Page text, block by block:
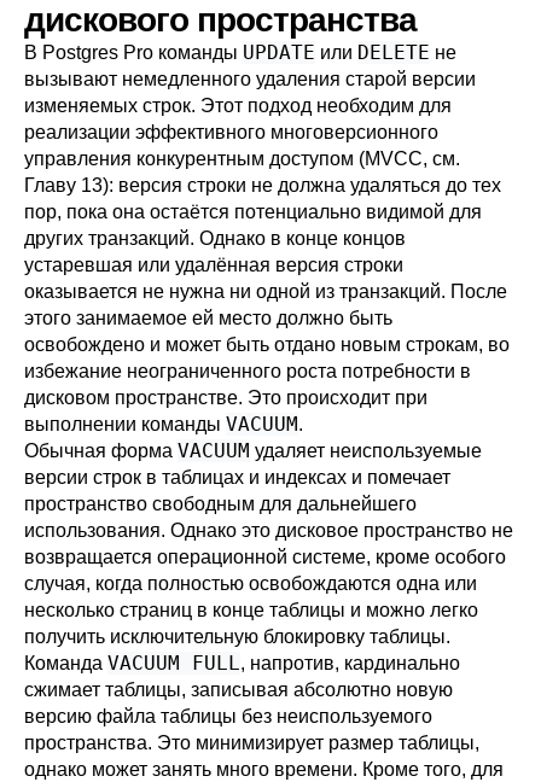
дискового пространства
В Postgres Pro команды UPDATE или DELETE не
вызывают немедленного удаления старой версии
изменяемых строк. Этот подход необходим для
реализации эффективного многоверсионного
управления конкурентным доступом (MVCC, см.
Главу 13): версия строки не должна удаляться до тех
пор, пока она остаётся потенциально видимой для
других транзакций. Однако в конце концов
устаревшая или удалённая версия строки
оказывается не нужна ни одной из транзакций. После
этого занимаемое ей место должно быть
освобождено и может быть отдано новым строкам, во
избежание неограниченного роста потребности в
дисковом пространстве. Это происходит при
выполнении команды VACUUM.
Обычная форма VACUUM удаляет неиспользуемые
версии строк в таблицах и индексах и помечает
пространство свободным для дальнейшего
использования. Однако это дисковое пространство не
возвращается операционной системе, кроме особого
случая, когда полностью освобождаются одна или
несколько страниц в конце таблицы и можно легко
получить исключительную блокировку таблицы.
Команда VACUUM FULL, напротив, кардинально
сжимает таблицы, записывая абсолютно новую
версию файла таблицы без неиспользуемого
пространства. Это минимизирует размер таблицы,
однако может занять много времени. Кроме того, для